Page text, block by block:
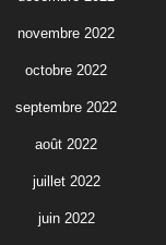
novembre 2022
octobre 2022
septembre 2022
août 2022
juillet 2022
juin 2022